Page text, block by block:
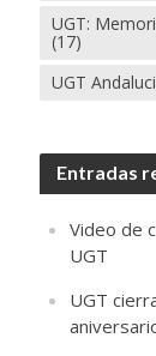
UGT:
(17)
UGT
Entradas
Video de
UGT
UGT